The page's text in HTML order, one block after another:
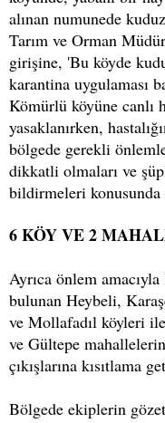
alınan numunede
Tarım ve Orman
girişine, 'Bu köyde
karantina uygulaması
Kömürlü köyüne canlı
yasaklanırken,
bölgede gerekli
dikkatli olmaları ve
bildirmeleri konusunda
6 KÖY VE 2
Ayrıca önlem
bulunan Heybeli,
ve Mollafadıl köyleri
ve Gültepe
çıkışlarına kısıtlama
Bölgede ekiplerin